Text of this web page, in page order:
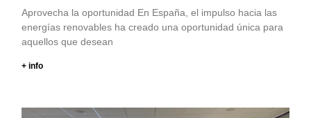
Aprovecha la oportunidad En España, el impulso hacia las
energías renovables ha creado una oportunidad única para
aquellos que desean
+ info